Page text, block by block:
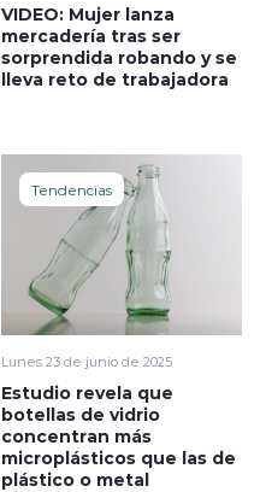
VIDEO: Mujer lanza
mercadería tras ser
sorprendida robando y se
lleva reto de trabajadora
Tendencias
Lunes 23 de junio de 2025
Estudio revela que
botellas de vidrio
concentran más
microplásticos que las de
plástico o metal